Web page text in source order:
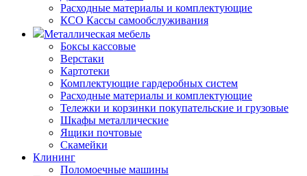
Расходные материалы и комплектующие
КСО Кассы самообслуживания
Металлическая мебель
Боксы кассовые
Верстаки
Картотеки
Комплектующие гардеробных систем
Расходные материалы и комплектующие
Тележки и корзинки покупательские и грузовые
Шкафы металлические
Ящики почтовые
Скамейки
Клининг
Поломоечные машины